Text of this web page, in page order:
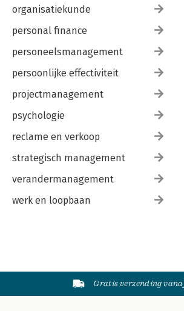
organisatiekunde
personal finance
personeelsmanagement
persoonlijke effectiviteit
projectmanagement
psychologie
reclame en verkoop
strategisch management
verandermanagement
werk en loopbaan
Gratis verzending